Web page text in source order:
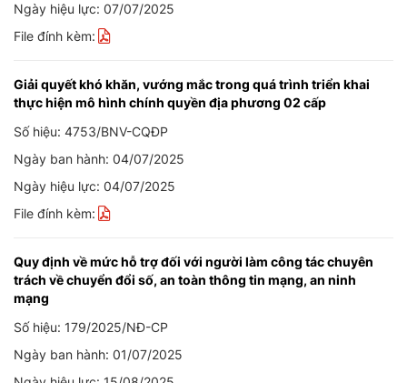
Ngày hiệu lực: 07/07/2025
File đính kèm:
Giải quyết khó khăn, vướng mắc trong quá trình triển khai
thực hiện mô hình chính quyền địa phương 02 cấp
Số hiệu: 4753/BNV-CQĐP
Ngày ban hành: 04/07/2025
Ngày hiệu lực: 04/07/2025
File đính kèm:
Quy định về mức hỗ trợ đối với người làm công tác chuyên
trách về chuyển đổi số, an toàn thông tin mạng, an ninh
mạng
Số hiệu: 179/2025/NĐ-CP
Ngày ban hành: 01/07/2025